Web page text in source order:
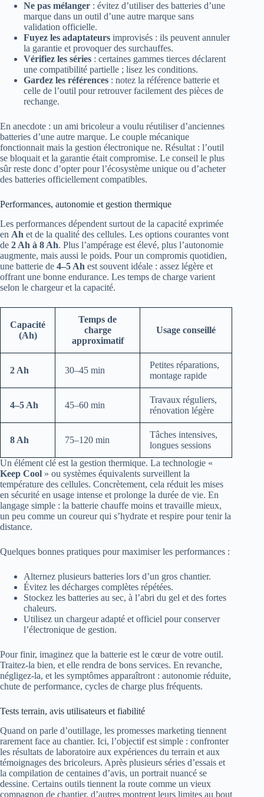
Ne pas mélanger : évitez d’utiliser des batteries d’une
marque dans un outil d’une autre marque sans
validation officielle.
Fuyez les adaptateurs improvisés : ils peuvent annuler
la garantie et provoquer des surchauffes.
Vérifiez les séries : certaines gammes tierces déclarent
une compatibilité partielle ; lisez les conditions.
Gardez les références : notez la référence batterie et
celle de l’outil pour retrouver facilement des pièces de
rechange.
En anecdote : un ami bricoleur a voulu réutiliser d’anciennes
batteries d’une autre marque. Le couple mécanique
fonctionnait mais la gestion électronique ne. Résultat : l’outil
se bloquait et la garantie était compromise. Le conseil le plus
sûr reste donc d’opter pour l’écosystème unique ou d’acheter
des batteries officiellement compatibles.
Performances, autonomie et gestion thermique
Les performances dépendent surtout de la capacité exprimée
en Ah et de la qualité des cellules. Les options courantes vont
de 2 Ah à 8 Ah. Plus l’ampérage est élevé, plus l’autonomie
augmente, mais aussi le poids. Pour un compromis quotidien,
une batterie de 4–5 Ah est souvent idéale : assez légère et
offrant une bonne endurance. Les temps de charge varient
selon le chargeur et la capacité.
Capacité
(Ah)
Temps de
charge
approximatif
Usage conseillé
2 Ah 30–45 min
Petites réparations,
montage rapide
4–5 Ah 45–60 min
Travaux réguliers,
rénovation légère
8 Ah 75–120 min
Tâches intensives,
longues sessions
Un élément clé est la gestion thermique. La technologie «
Keep Cool » ou systèmes équivalents surveillent la
température des cellules. Concrètement, cela réduit les mises
en sécurité en usage intense et prolonge la durée de vie. En
langage simple : la batterie chauffe moins et travaille mieux,
un peu comme un coureur qui s’hydrate et respire pour tenir la
distance.
Quelques bonnes pratiques pour maximiser les performances :
Alternez plusieurs batteries lors d’un gros chantier.
Évitez les décharges complètes répétées.
Stockez les batteries au sec, à l’abri du gel et des fortes
chaleurs.
Utilisez un chargeur adapté et officiel pour conserver
l’électronique de gestion.
Pour finir, imaginez que la batterie est le cœur de votre outil.
Traitez-la bien, et elle rendra de bons services. En revanche,
négligez-la, et les symptômes apparaîtront : autonomie réduite,
chute de performance, cycles de charge plus fréquents.
Tests terrain, avis utilisateurs et fiabilité
Quand on parle d’outillage, les promesses marketing tiennent
rarement face au chantier. Ici, l’objectif est simple : confronter
les résultats de laboratoire aux expériences du terrain et aux
témoignages des bricoleurs. Après plusieurs séries d’essais et
la compilation de centaines d’avis, un portrait nuancé se
dessine. Certains outils tiennent la route comme un vieux
compagnon de chantier, d’autres montrent leurs limites au bout